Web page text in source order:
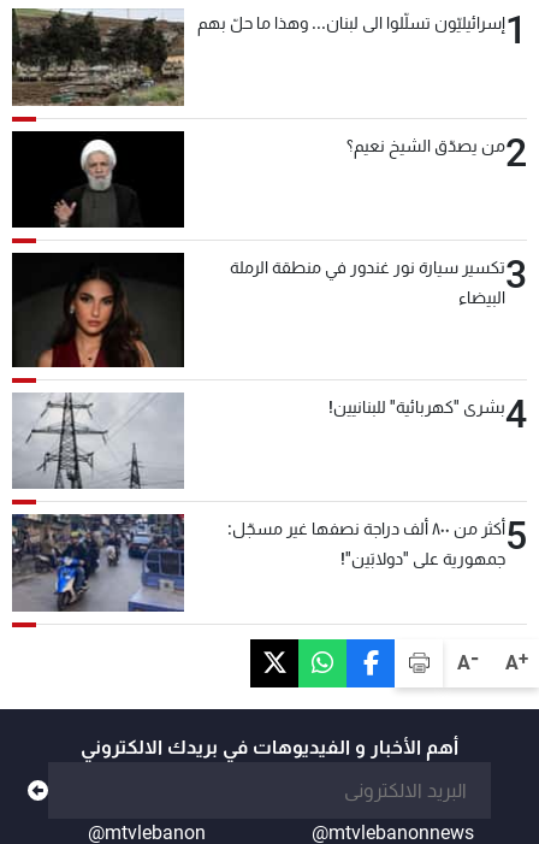
A+
A-
1إسرائيليّون تسلّلوا الى لبنان... وهذا ما حلّ بهم
2من يصدّق الشيخ نعيم؟
3تكسير سيارة نور غندور في منطقة الرملة
البيضاء
4بشرى "كهربائية" للبنانيين!
5
أكثر من ٨٠٠ ألف دراجة نصفها غير مسجّل:
جمهورية على "دولابَين"!
أهم الأخبار و الفيديوهات في بريدك الالكتروني
@mtvlebanonnews
@mtvlebanon